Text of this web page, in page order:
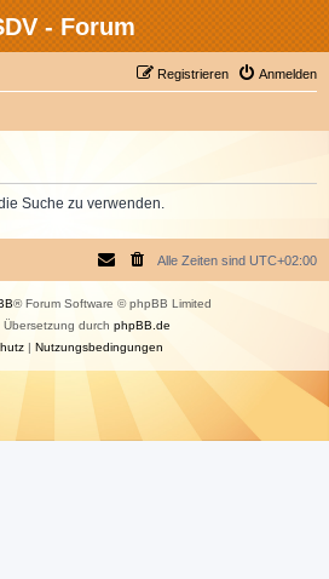
- Forum
Anmelden
Registrieren
Suche zu verwenden.
Alle Zeiten sind UTC+02:00
® Forum Software © phpBB Limited
Übersetzung durch phpBB.de
| Nutzungsbedingungen